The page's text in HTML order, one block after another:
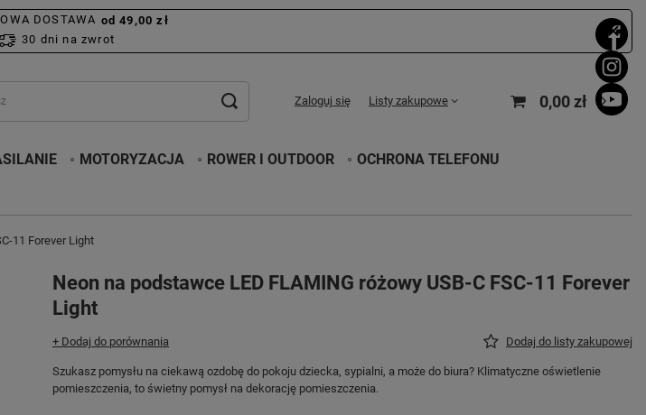
DOSTAWA od 49,00 zł
30 dni na zwrot
Zaloguj się Listy zakupowe 0,00 zł
MOTORYZACJA ROWER I OUTDOOR
OCHRONA TELEFONU
11 Forever Light
Neon na podstawce LED FLAMING różowy USB-C FSC-11 Forever
Light
+ Dodaj do porównania Dodaj do listy zakupowej
Szukasz pomysłu na ciekawą ozdobę do pokoju dziecka, sypialni, a może do biura? Klimatyczne oświetlenie
pomieszczenia, to świetny pomysł na dekorację pomieszczenia.